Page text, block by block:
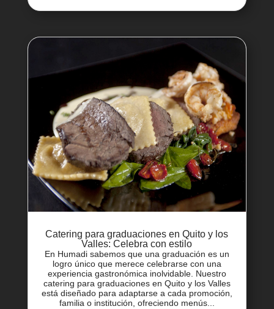
Catering para graduaciones en Quito y los
Valles: Celebra con estilo
En Humadi sabemos que una graduación es un
logro único que merece celebrarse con una
experiencia gastronómica inolvidable. Nuestro
catering para graduaciones en Quito y los Valles
está diseñado para adaptarse a cada promoción,
familia o institución, ofreciendo menús...